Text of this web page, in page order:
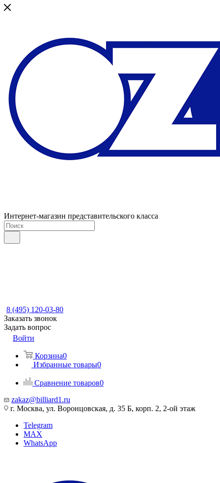
Интернет-магазин представительского класса
8 (495) 120-03-80
Заказать звонок
Задать вопрос
Войти
Корзина0
Избранные товары0
Сравнение товаров0
zakaz@billiard1.ru
г. Москва, ул. Воронцовская, д. 35 Б, корп. 2, 2-ой этаж
Telegram
MAX
WhatsApp